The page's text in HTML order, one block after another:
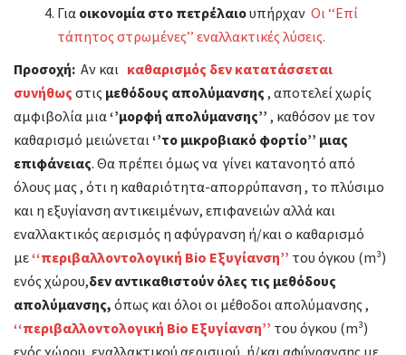
Για οικονομία στο πετρέλαιουπήρχαν Οι ‘‘Επί
τάπητος στρωμένες’’ εναλλακτικές λύσεις.
Προσοχή: Αν και καθαρισμός δεν κατατάσσεται
συνήθως στις μεθόδους απολύμανσης , αποτελεί χωρίς
αμφιβολία μια‘’μορφή απολύμανσης’’ , καθόσον µε τον
καθαρισμό μειώνεται‘’το μικροβιακό φορτίο’’ μιας
επιφάνειας. Θα πρέπει όμως να γίνει κατανοητό από
όλους μας , ότι η καθαριότητα-απορρύπανση , το πλύσιμο
και η εξυγίανση αντικειμένων, επιφανειών αλλά και
εναλλακτικός αερισμός η αφύγρανση ή/και ο καθαρισμό
με‘‘περιβαλλοντολογική Bio Εξυγίανση’’ του όγκου (m³)
ενός χώρου,δεν αντικαθιστούν όλες τις μεθόδους
απολύμανσης, όπως και όλοι οι μέθοδοι απολύμανσης ,
‘‘περιβαλλοντολογική Bio Εξυγίανση’’ του όγκου (m³)